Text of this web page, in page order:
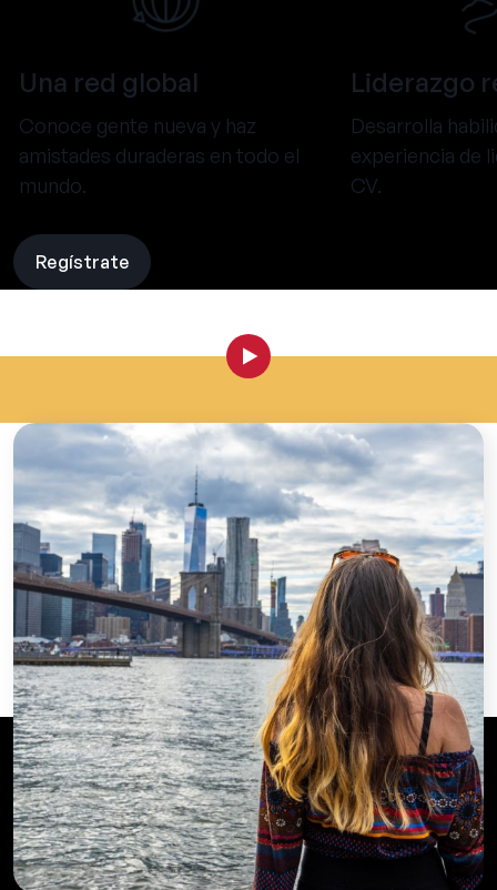
Una red global
Conoce gente nueva y haz
amistades duraderas en todo el
mundo.
Liderazgo
Desarrolla
experiencia de
CV.
Regístrate